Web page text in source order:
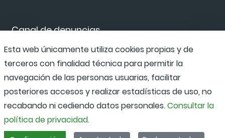
Canal de denuncias
Accesibilidad
Esta web únicamente utiliza cookies propias y de
terceros con finalidad técnica para permitir la
navegación de las personas usuarias, facilitar
posteriores accesos y realizar estadísticas de uso, no
recabando ni cediendo datos personales.Consultar la
política de privacidad.